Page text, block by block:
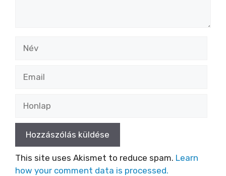
This site uses Akismet to reduce spam. Learn
how your comment data is processed.